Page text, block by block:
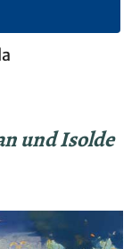
und Isolde